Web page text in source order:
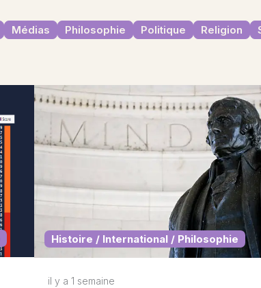
Médias Philosophie Politique Religion
Histoire / International / Philosophie
il y a 1 semaine